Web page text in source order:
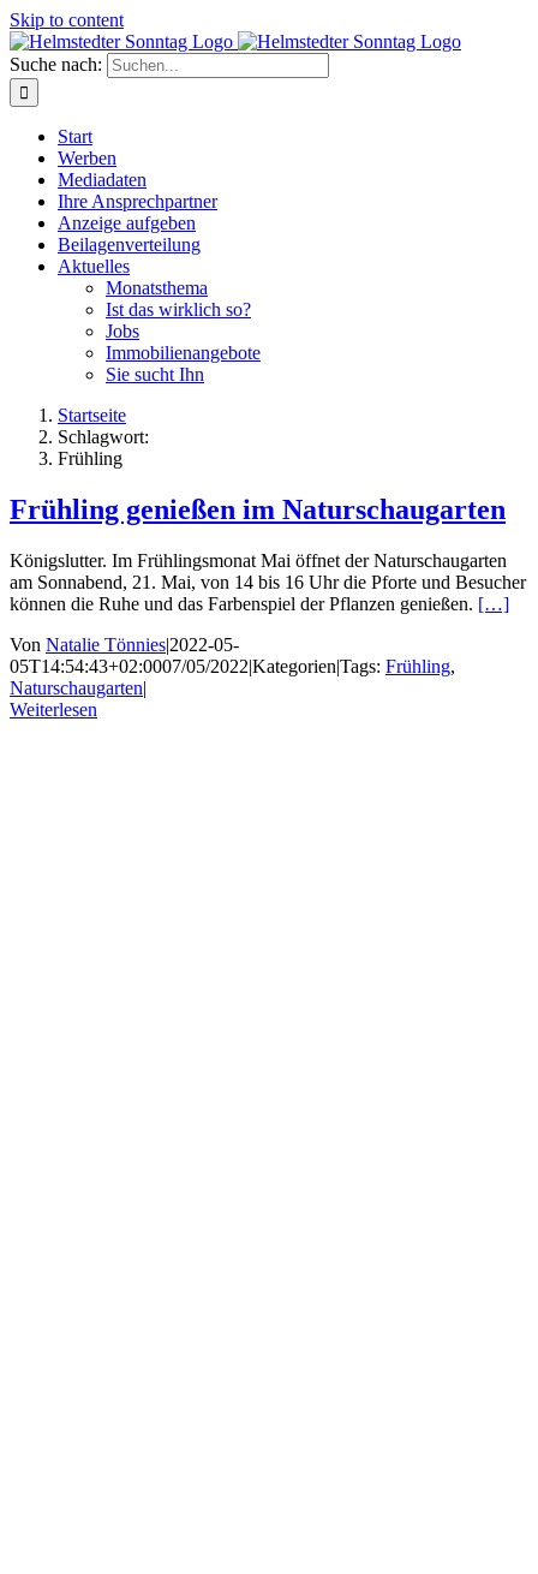
Skip to content
Suche nach:
Start
Werben
Mediadaten
Ihre Ansprechpartner
Anzeige aufgeben
Beilagenverteilung
Aktuelles
Monatsthema
Ist das wirklich so?
Jobs
Immobilienangebote
Sie sucht Ihn
Startseite
Schlagwort:
Frühling
Frühling genießen im Naturschaugarten
Königslutter. Im Frühlingsmonat Mai öffnet der Naturschaugarten
am Sonnabend, 21. Mai, von 14 bis 16 Uhr die Pforte und Besucher
können die Ruhe und das Farbenspiel der Pflanzen genießen. […]
Von Natalie Tönnies|2022-05-
05T14:54:43+02:0007/05/2022|Kategorien|Tags: Frühling,
Naturschaugarten|
Weiterlesen